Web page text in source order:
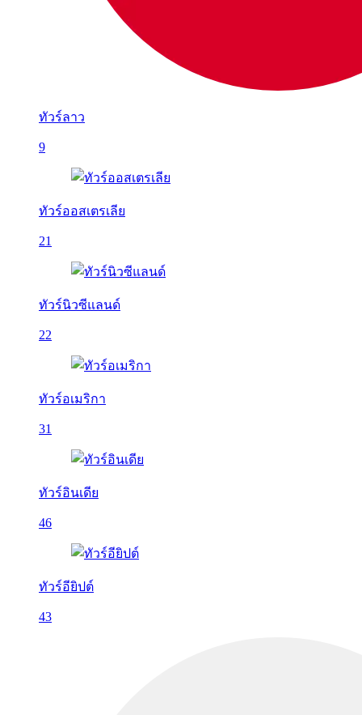
ทัวร์ลาว
9
ทัวร์ออสเตรเลีย
21
ทัวร์นิวซีแลนด์
22
ทัวร์อเมริกา
31
ทัวร์อินเดีย
46
ทัวร์อียิปต์
43